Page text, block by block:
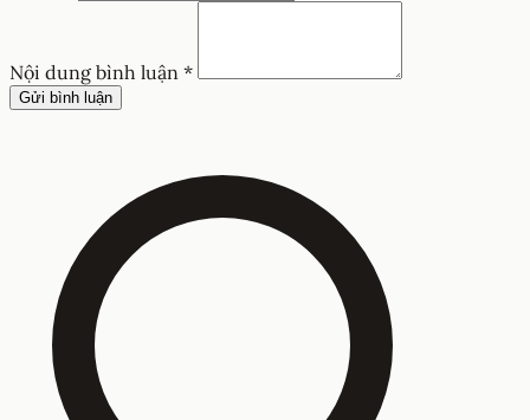
Nội dung bình luận *
Gửi bình luận